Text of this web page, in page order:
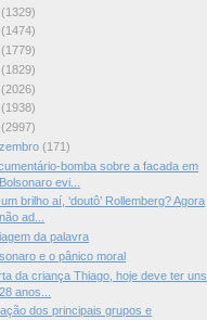
(1329)
(1474)
(1779)
(1829)
(2026)
(1938)
(2997)
(171)
bomba sobre a facada em
Bolsonaro evi...
brilho aí, ‘doutô’ Rollemberg? Agora
não ad...
da palavra
e o pânico moral
da criança Thiago, hoje deve ter uns
28 anos...
dos principais grupos e